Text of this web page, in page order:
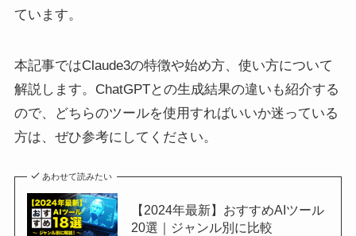
ています。
本記事ではClaude3の特徴や始め方、使い方について
解説します。ChatGPTとの生成結果の違いも紹介する
ので、どちらのツールを使用すればいいか迷っている
方は、ぜひ参考にしてください。
あわせて読みたい
【2024年最新】おすすめAIツール
20選｜ジャンル別に比較